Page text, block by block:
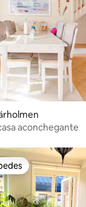
aconchegante
dos hóspedes